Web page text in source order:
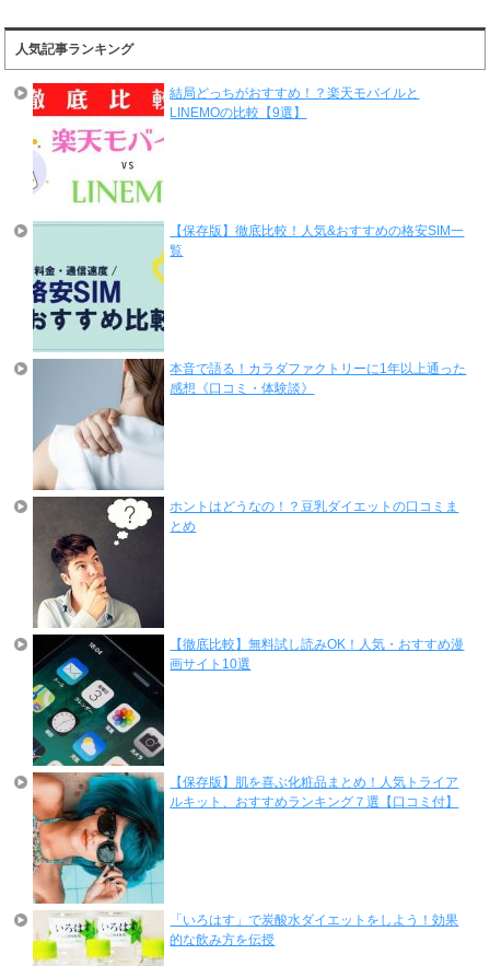
人気記事ランキング
結局どっちがおすすめ！？楽天モバイルと
LINEMOの比較【9選】
【保存版】徹底比較！人気&おすすめの格安SIM一
覧
本音で語る！カラダファクトリーに1年以上通った
感想《口コミ・体験談》
ホントはどうなの！？豆乳ダイエットの口コミま
とめ
【徹底比較】無料試し読みOK！人気・おすすめ漫
画サイト10選
【保存版】肌を喜ぶ化粧品まとめ！人気トライア
ルキット、おすすめランキング７選【口コミ付】
「いろはす」で炭酸水ダイエットをしよう！効果
的な飲み方を伝授